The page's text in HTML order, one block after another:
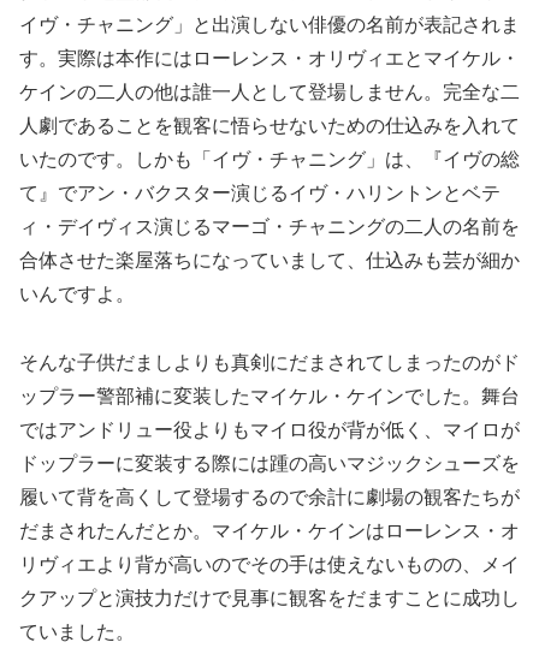
イヴ・チャニング」と出演しない俳優の名前が表記されま
す。実際は本作にはローレンス・オリヴィエとマイケル・
ケインの二人の他は誰一人として登場しません。完全な二
人劇であることを観客に悟らせないための仕込みを入れて
いたのです。しかも「イヴ・チャニング」は、『イヴの総
て』でアン・バクスター演じるイヴ・ハリントンとベテ
ィ・デイヴィス演じるマーゴ・チャニングの二人の名前を
合体させた楽屋落ちになっていまして、仕込みも芸が細か
いんですよ。
そんな子供だましよりも真剣にだまされてしまったのがド
ップラー警部補に変装したマイケル・ケインでした。舞台
ではアンドリュー役よりもマイロ役が背が低く、マイロが
ドップラーに変装する際には踵の高いマジックシューズを
履いて背を高くして登場するので余計に劇場の観客たちが
だまされたんだとか。マイケル・ケインはローレンス・オ
リヴィエより背が高いのでその手は使えないものの、メイ
クアップと演技力だけで見事に観客をだますことに成功し
ていました。